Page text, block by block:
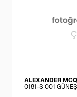
ALEXANDER
0181-S 001